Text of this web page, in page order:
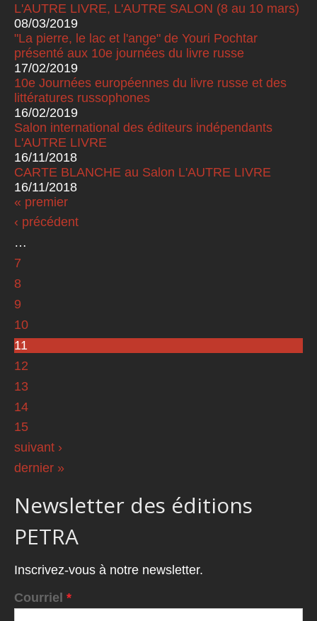
L'AUTRE LIVRE, L'AUTRE SALON (8 au 10 mars)
08/03/2019
"La pierre, le lac et l'ange" de Youri Pochtar
présenté aux 10e journées du livre russe
17/02/2019
10e Journées européennes du livre russe et des
littératures russophones
16/02/2019
Salon international des éditeurs indépendants
L'AUTRE LIVRE
16/11/2018
CARTE BLANCHE au Salon L'AUTRE LIVRE
16/11/2018
Pages
« premier
‹ précédent
…
7
8
9
10
11
12
13
14
15
suivant ›
dernier »
Newsletter des éditions
PETRA
Inscrivez-vous à notre newsletter.
Courriel *